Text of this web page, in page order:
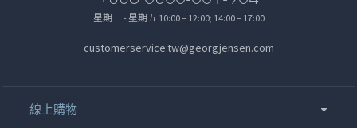
星期一 - 星期五 10:00 – 12:00; 14:00 – 17:00
customerservice.tw@georgjensen.com
線上購物